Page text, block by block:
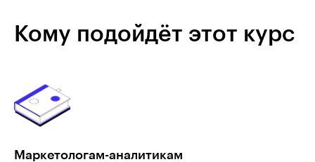
Кому подойдёт этот курс
Маркетологам-аналитикам